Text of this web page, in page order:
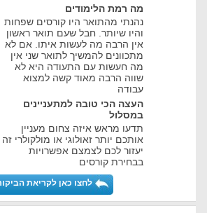
מה רמת הלימודים
נהנתי מהתואר היו קורסים שפחות
והיו שיותר. חבל שעם תואר ראשון
אין הרבה מה לעשות איתו. אם לא
מתכוונים להמשיך לתואר שני אין
מה חעשות עם התעודה היא לא
שווה הרבה מאוד קשה למצוא
עבודה
העצה הכי טובה למתעניינים
במסלול
תדעו מראש איזה צחום מעניין
אותכם יותר זאולוגי או מולקולרי זה
יעזור לכם לצמצם אפשרויות
בבחירת קורסים
לחצו כאן לקריאת